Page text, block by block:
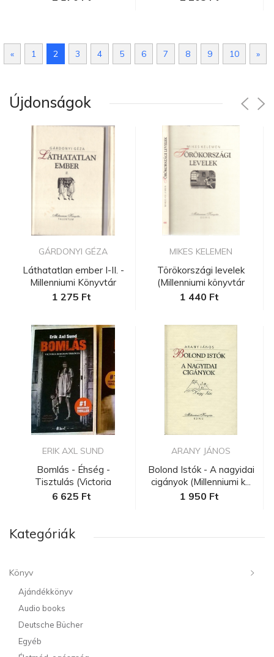
« 1 2 3 4 5 6 7 8 9 10 »
Újdonságok
GÁRDONYI GÉZA
Láthatatlan ember I-II. -
Millenniumi Könyvtár
1 275 Ft
ERIK AXL SUND
Bomlás - Éhség -
Tisztulás (Victoria
Bergman-tril...
6 625 Ft
MIKES KELEMEN
Törökországi levelek
(Millenniumi könyvtár
46.)...
1 440 Ft
ARANY JÁNOS
Bolond Istók - A nagyidai
cigányok (Millenniumi k...
1 950 Ft
Kategóriák
Könyv
Ajándékkönyv
Audio books
Deutsche Bücher
Egyéb